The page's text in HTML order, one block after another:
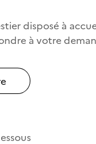
disposé à
à votre